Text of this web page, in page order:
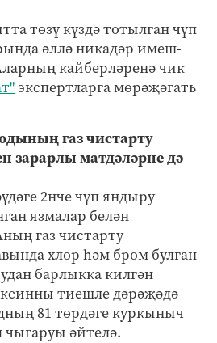
төзү күздә тотылган чүп
әллә никадәр имеш-
кайберләренә чик
экспертларга мөрәҗәгать
газ чистарту
зарарлы матдәләрне дә
2нче чүп яндыру
язмалар белән
газ чистарту
хлор һәм бром булган
барлыкка килгән
тиешле дәрәҗәдә
81 төрдәге куркыныч
чыгаруы әйтелә.